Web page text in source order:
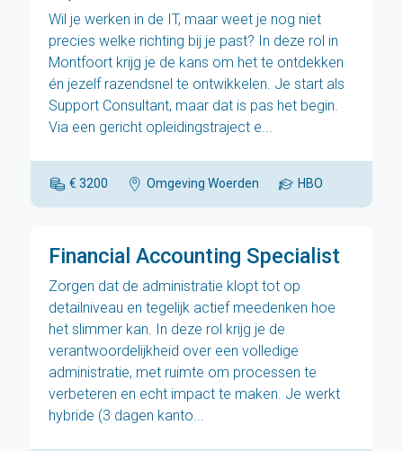
Wil je werken in de IT, maar weet je nog niet
precies welke richting bij je past? In deze rol in
Montfoort krijg je de kans om het te ontdekken
én jezelf razendsnel te ontwikkelen. Je start als
Support Consultant, maar dat is pas het begin.
Via een gericht opleidingstraject e...
€ 3200 Omgeving Woerden HBO
Financial Accounting Specialist
Zorgen dat de administratie klopt tot op
detailniveau en tegelijk actief meedenken hoe
het slimmer kan. In deze rol krijg je de
verantwoordelijkheid over een volledige
administratie, met ruimte om processen te
verbeteren en echt impact te maken. Je werkt
hybride (3 dagen kanto...